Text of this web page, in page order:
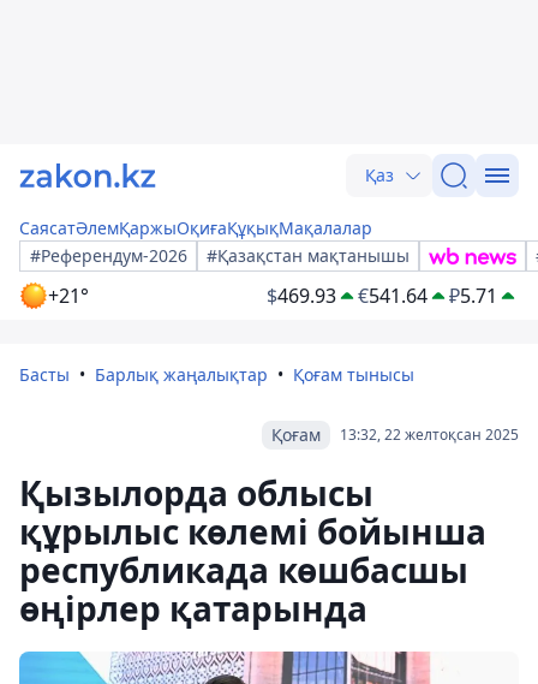
Қаз
СаясатӘлемҚаржыОқиғаҚұқықМақалалар
#Референдум-2026
#Қазақстан мақтанышы
+21° $469.93 €541.64 ₽5.71
Басты Барлық жаңалықтар Қоғам тынысы
13:32, 22 желтоқсан 2025
Қоғам
Қызылорда облысы
құрылыс көлемі бойынша
республикада көшбасшы
өңірлер қатарында